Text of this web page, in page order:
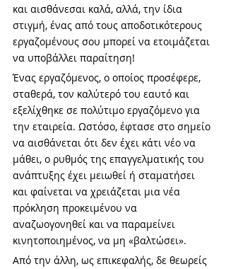
και αισθάνεσαι καλά, αλλά, την ίδια
στιγμή, ένας από τους αποδοτικότερους
εργαζομένους σου μπορεί να ετοιμάζεται
να υποβάλλει παραίτηση!
Ένας εργαζόμενος, ο οποίος προσέφερε,
σταθερά, τον καλύτερό του εαυτό και
εξελίχθηκε σε πολύτιμο εργαζόμενο για
την εταιρεία. Ωστόσο, έφτασε στο σημείο
να αισθάνεται ότι δεν έχει κάτι νέο να
μάθει, ο ρυθμός της επαγγελματικής του
ανάπτυξης έχει μειωθεί ή σταματήσει
και φαίνεται να χρειάζεται μια νέα
πρόκληση προκειμένου να
αναζωογονηθεί και να παραμείνει
κινητοποιημένος, να μη «βαλτώσει».
Από την άλλη, ως επικεφαλής, δε θεωρείς